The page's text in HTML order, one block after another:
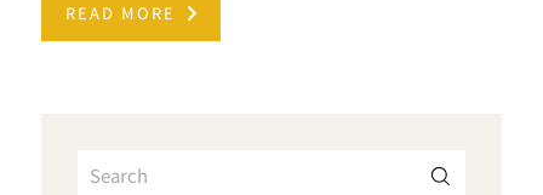
READ MORE